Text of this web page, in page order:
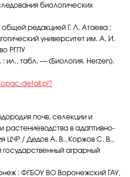
биологических
редакцией Г. Л. Атаева ;
университет им. А. И.
РГПУ
ил., табл. — (Биология. Herzen).
detail.pl?
почв, селекции и
растениеводства в адаптивно-
ЦЧР / Дедов А. В., Коржов С. В.,
аграрный
: ФГБОУ ВО Воронежский ГАУ,